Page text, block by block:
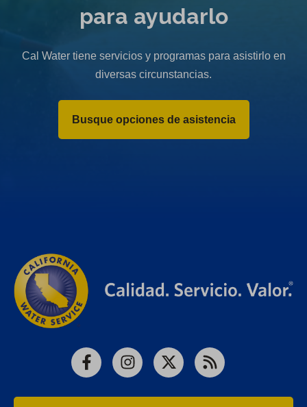
para ayudarlo
Cal Water tiene servicios y programas para asistirlo en
diversas circunstancias.
Busque opciones de asistencia
FacebookInstagram
X RSS